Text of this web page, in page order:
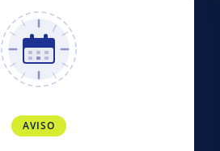
AVISO